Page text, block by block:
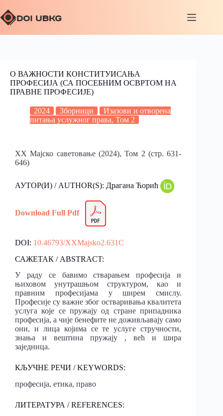
О ВАЖНОСТИ КОНСТИТУИСАЊА
ПРОФЕСИЈА (СА ПОСЕБНИМ ОСВРТОМ НА
ПРАВНЕ ПРОФЕСИЈЕ)
2024 Зборници
Изазови и отворена
питања услужног права, Том 2
XX Мајско саветовање (2024), Том 2 (стр. 631-
646)
АУТОР(И) / AUTHOR(S): Драгана Ћорић
Download Full Pdf
DOI: 10.46793/XXMajsko2.631C
САЖЕТАК / ABSTRACT:
У раду се бавимо стварањем професија и
њиховом унутрашњом структуром, као и
правним професијама у ширем смислу.
Професије су важне због остваривања квалитета
услуга које се пружају од стране припадника
професија, а чије бенефите не доживљавају само
они, и лица којима се те услуге стручности,
знања и вештина пружају , већ и шира
заједница.
КЉУЧНЕ РЕЧИ / KEYWORDS:
професија, етика, право
ЛИТЕРАТУРА / REFERENCES: